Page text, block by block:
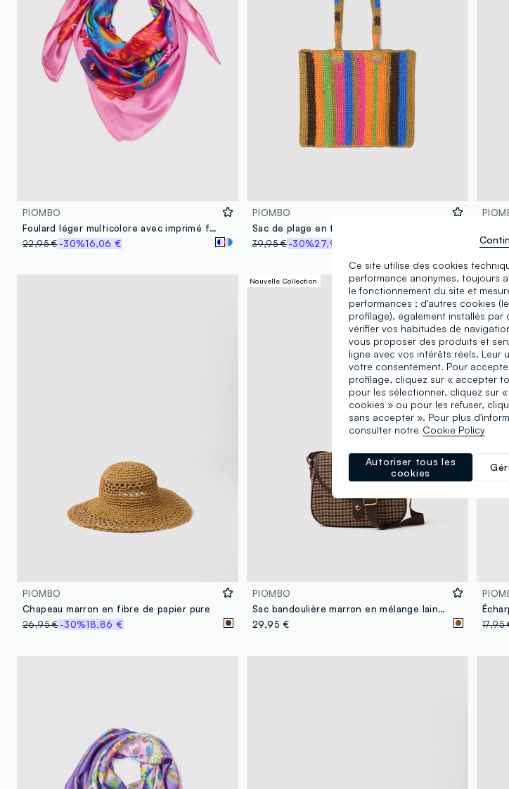
PIOMBO
Foulard léger multicolore avec imprimé floral
22,95 €-30%16,06 €
PIOMBO
39,95 €-30%27,96 €
PIOMBO
Chapeau marron en fibre de papier pure
26,95 €-30%18,86 €
Nouvelle Collection
PIOMBO
Sac bandoulière marron en mélange laine et viscose à motif pied-de-poule
29,95 €
17,95
Ce site utilise des cookies
performance anonymes, toujours
le fonctionnement du site et
performances ; d'autres cookies
profilage), également installés par
vérifier vos habitudes de
vous proposer des produits et
ligne avec vos intérêts réels. Leur
votre consentement. Pour
profilage, cliquez sur « accepter
pour les sélectionner, cliquez sur
cookies » ou pour les refuser,
sans accepter ». Pour plus
consulter notre Cookie Policy
Autoriser tous les
cookies